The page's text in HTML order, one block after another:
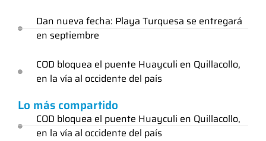
Dan nueva fecha: Playa Turquesa se entregará
en septiembre
COD bloquea el puente Huayculi en Quillacollo,
en la vía al occidente del país
Lo más compartido
COD bloquea el puente Huayculi en Quillacollo,
en la vía al occidente del país